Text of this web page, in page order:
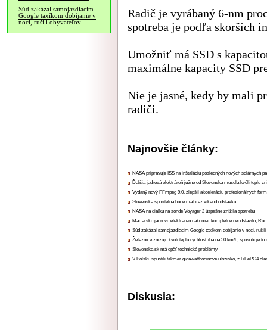
Súd zakázal samojazdiacim
Google taxíkom dobíjanie v
noci, rušili obyvateľov
Radič je vyrábaný 6-nm
spotreba je podľa skorších
Umožniť má SSD s
maximálne kapacity SSD
Nie je jasné, kedy by mali
radiči.
Najnovšie články:
NASA pripravuje ISS na inštaláciu posledných nových solárnych
Ďalšia jadrová elektráreň južne od Slovenska musela kvôli teplu
Vydaný nový FFmpeg 9.0, zlepšil akceleráciu profesionálnych
Slovenská sporiteľňa bude mať cez víkend odstávku
NASA na diaľku na sonde Voyager 2 úspešne znížila spotrebu
Maďarsko jadrovú elektráreň nakoniec kompletne neodstavilo,
Súd zakázal samojazdiacim Google taxíkom dobíjanie v noci,
Železnice znižujú kvôli teplu rýchlosť iba na 50 km/h, spôsobuje to
Slovensko.sk má opäť technické problémy
V Poľsku spustili takmer gigawatthodinové úložisko, z LiFePO4
Diskusia: